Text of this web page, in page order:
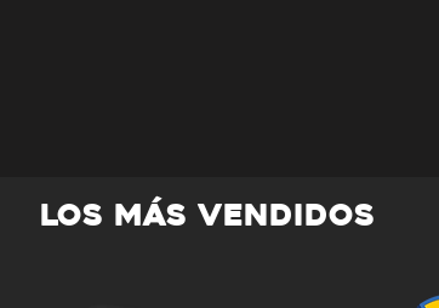
LOS MÁS VENDIDOS